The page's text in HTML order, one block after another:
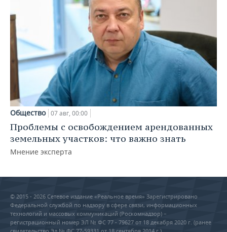
Общество 07 авг, 00:00
Проблемы с освобождением арендованных
земельных участков: что важно знать
Мнение эксперта
© 2015 - 2026 Сетевое издание «Реальное время» Зарегистрировано
Федеральной службой по надзору в сфере связи, информационных
технологий и массовых коммуникаций (Роскомнадзор) –
регистрационный номер ЭЛ № ФС 77 - 79627 от 18 декабря 2020 г. (ранее